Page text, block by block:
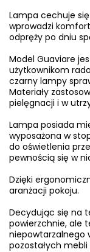
Lampa cechuje
wprowadzi
odpręży po dniu
Model Guaviare
użytkownikom
czarny lampy
Materiały
pielęgnacji i w
Lampa posiada
wyposażona w
do oświetlenia
pewnością się w
Dzięki
aranżacji pokoju.
Decydując się na
powierzchnie, ale
niepowtarzalnego
pozostałych